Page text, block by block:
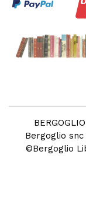
Bergoglio snc
©Bergoglio